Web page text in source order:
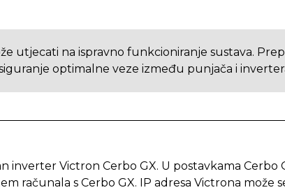
utjecati na ispravno funkcioniranje sustava.
optimalne veze između punjača i
inverter Victron Cerbo GX. U postavkama Cerbo
računala s Cerbo GX. IP adresa Victrona može